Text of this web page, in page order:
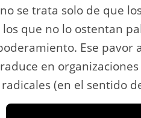
se trata solo de que
que no lo ostentan
Ese pavor
en
(en el sentido